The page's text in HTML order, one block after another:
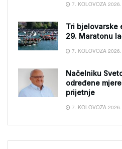
7. KOLOVOZA 2026.
Tri bjelovarske
29. Maratonu
7. KOLOVOZA 2026.
Načelniku
određene
prijetnje
7. KOLOVOZA 2026.